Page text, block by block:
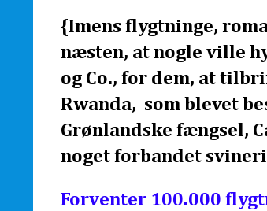
{Imens flygtninge,
næsten, at nogle ville
og Co., for dem, at
Rwanda, som blevet
Grønlandske fængsel,
noget forbandet
Forventer 100.000